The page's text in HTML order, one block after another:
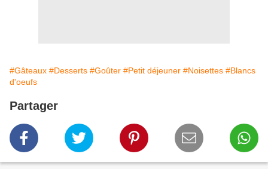
#Gâteaux #Desserts #Goûter #Petit déjeuner #Noisettes #Blancs
d'oeufs
Partager